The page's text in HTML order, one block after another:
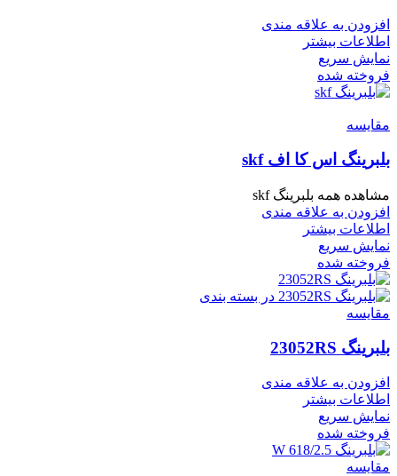
افزودن به علاقه مندی
اطلاعات بیشتر
نمایش سریع
فروخته شده
مقايسه
بلبرینگ اس کا اف skf
مشاهده همه بلبرینگ skf
افزودن به علاقه مندی
اطلاعات بیشتر
نمایش سریع
فروخته شده
مقايسه
بلبرینگ 23052RS
افزودن به علاقه مندی
اطلاعات بیشتر
نمایش سریع
فروخته شده
مقايسه